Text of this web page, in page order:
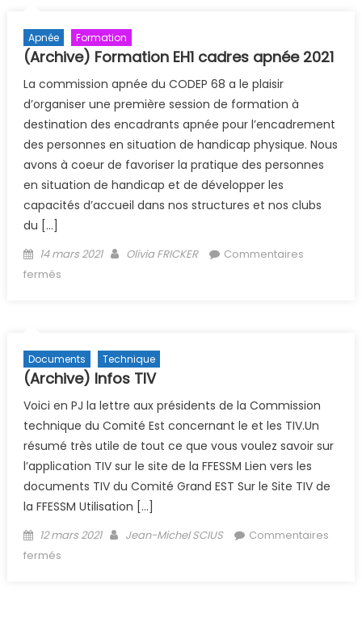
Apnée Formation
(Archive) Formation EH1 cadres apnée 2021
La commission apnée du CODEP 68 a le plaisir
d’organiser une première session de formation à
destination des encadrants apnée pour l’encadrement
des personnes en situation de handicap physique. Nous
avons à coeur de favoriser la pratique des personnes
en situation de handicap et de développer les
capacités d’accueil dans nos structures et nos clubs
du […]
Posted on
14 mars 2021 Author
Olivia FRICKER
Commentaires
fermés
Documents Technique
(Archive) Infos TIV
Voici en PJ la lettre aux présidents de la Commission
technique du Comité Est concernant le et les TIV.Un
résumé très utile de tout ce que vous voulez savoir sur
l’application TIV sur le site de la FFESSM Lien vers les
documents TIV du Comité Grand EST Sur le Site TIV de
la FFESSM Utilisation […]
Posted on
12 mars 2021 Author
Jean-Michel SCIUS
Commentaires
fermés